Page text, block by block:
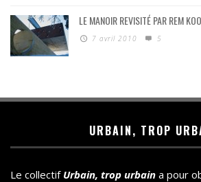
LE MANOIR REVISITÉ PAR REM
7 avril 2010 5
URBAIN, TROP
Le collectif Urbain, trop urbain a pour